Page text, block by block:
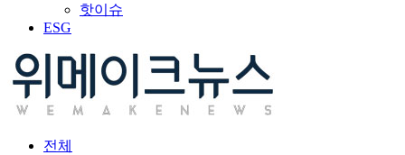
핫이슈
ESG
전체